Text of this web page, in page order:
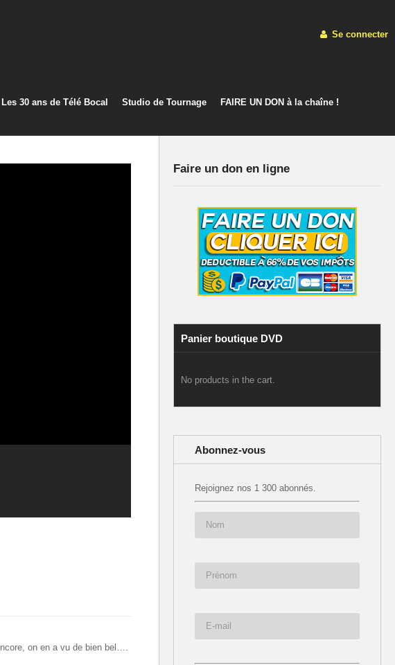
Se connecter
Les 30 ans de Télé Bocal Studio de Tournage FAIRE UN DON à la chaîne !
on en a vu de bien bel….
Faire un don en ligne
Panier boutique DVD
No products in the cart.
Abonnez-vous
Rejoignez nos 1 300 abonnés.